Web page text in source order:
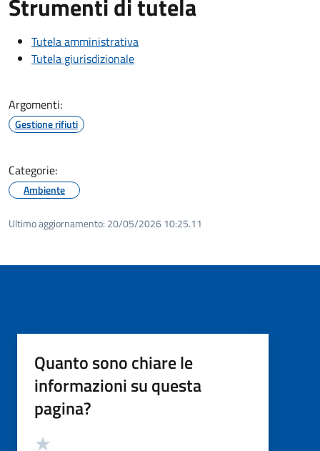
Tutela amministrativa
Tutela giurisdizionale
Argomenti:
Gestione rifiuti
Categorie:
Ambiente
Ultimo aggiornamento: 20/05/2026 10:25.11
Quanto sono chiare le
informazioni su questa
pagina?
Valutazione